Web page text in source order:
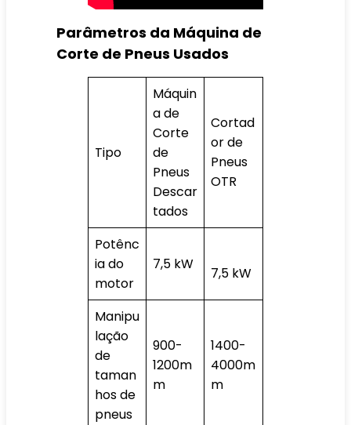
Parâmetros da Máquina de
Corte de Pneus Usados
Tipo
Máquin
a de
Corte
de
Pneus
Descar
tados
Cortad
or de
Pneus
OTR
Potênc
ia do
motor
7,5 kW
7,5 kW
Manipu
lação
de
taman
hos de
pneus
900-
1200m
m
1400-
4000m
m